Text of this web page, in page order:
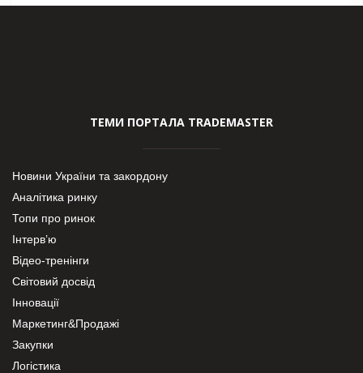
ТЕМИ ПОРТАЛА TRADEMASTER
Новини України та закордону
Аналітика ринку
Топи про ринок
Інтерв’ю
Відео-тренінги
Світовий досвід
Інновації
Маркетинг&Продажі
Закупки
Логістика